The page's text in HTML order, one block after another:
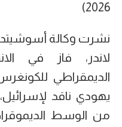
2026)
لاندر، فاز في
الديمقراطي
يهودي ناقد
من الوسط